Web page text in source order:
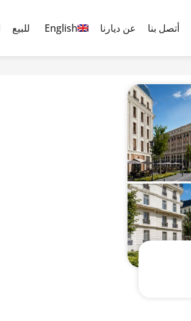
أتصل بنا عن ديارنا English للبيع